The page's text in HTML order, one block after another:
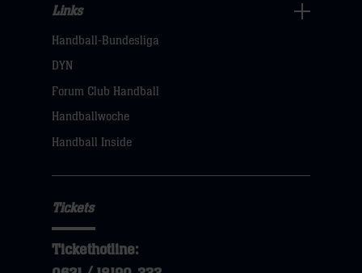
Navigation
öffnen,
dann
klicken
Links
Handball-Bundesliga
DYN
Forum Club Handball
Handballwoche
Handball Inside
Tickets
Tickethotline: